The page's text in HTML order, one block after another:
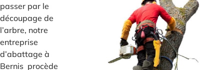
passer par le
découpage de
l’arbre, notre
entreprise
d’abattage à
Bernis procède